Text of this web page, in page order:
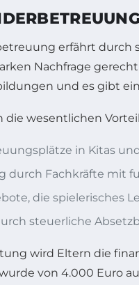
erfährt durch
Nachfrage
und es gibt
wesentlichen
in Kitas
durch Fachkräfte mit
die spielerisches
steuerliche
wird Eltern die
von 4.000 Euro